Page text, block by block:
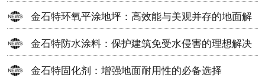
金石特环氧平涂地坪：高效能与美观并存的地面解
决方案
金石特防水涂料：保护建筑免受水侵害的理想解决
方案
金石特固化剂：增强地面耐用性的必备选择